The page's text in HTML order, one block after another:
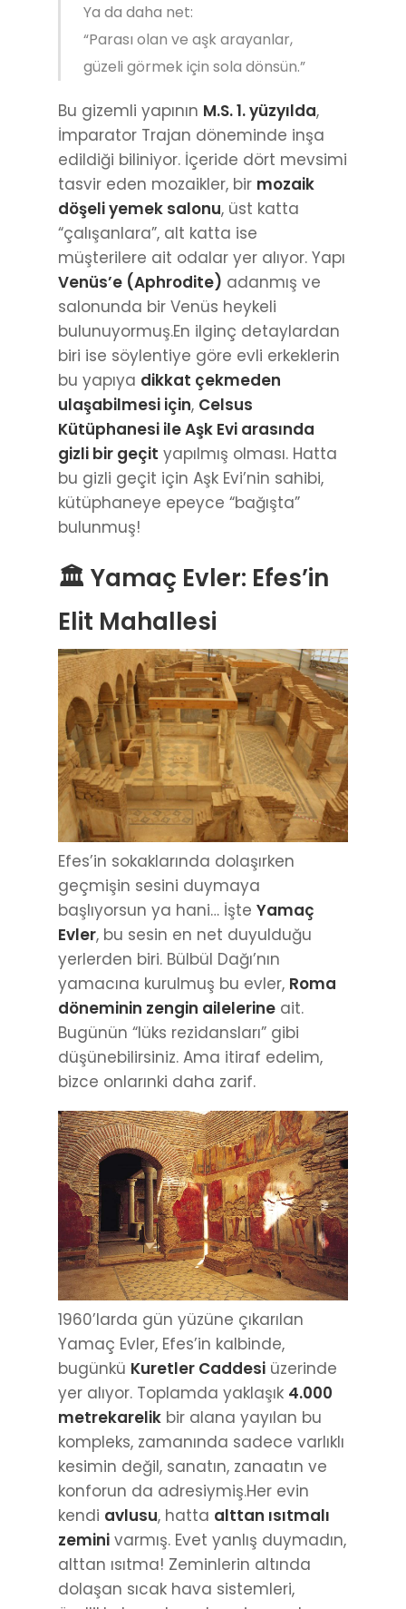
Ya da daha net:
“Parası olan ve aşk arayanlar,
güzeli görmek için sola dönsün.”
Bu gizemli yapının M.S. 1. yüzyılda,
İmparator Trajan döneminde inşa
edildiği biliniyor. İçeride dört mevsimi
tasvir eden mozaikler, bir mozaik
döşeli yemek salonu, üst katta
“çalışanlara”, alt katta ise
müşterilere ait odalar yer alıyor. Yapı
Venüs’e (Aphrodite) adanmış ve
salonunda bir Venüs heykeli
bulunuyormuş.En ilginç detaylardan
biri ise söylentiye göre evli erkeklerin
bu yapıya dikkat çekmeden
ulaşabilmesi için, Celsus
Kütüphanesi ile Aşk Evi arasında
gizli bir geçit yapılmış olması. Hatta
bu gizli geçit için Aşk Evi’nin sahibi,
kütüphaneye epeyce “bağışta”
bulunmuş!
🏛️ Yamaç Evler: Efes’in
Elit Mahallesi
Efes’in sokaklarında dolaşırken
geçmişin sesini duymaya
başlıyorsun ya hani… İşte Yamaç
Evler, bu sesin en net duyulduğu
yerlerden biri. Bülbül Dağı’nın
yamacına kurulmuş bu evler, Roma
döneminin zengin ailelerine ait.
Bugünün “lüks rezidansları” gibi
düşünebilirsiniz. Ama itiraf edelim,
bizce onlarınki daha zarif.
1960’larda gün yüzüne çıkarılan
Yamaç Evler, Efes’in kalbinde,
bugünkü Kuretler Caddesi üzerinde
yer alıyor. Toplamda yaklaşık 4.000
metrekarelik bir alana yayılan bu
kompleks, zamanında sadece varlıklı
kesimin değil, sanatın, zanaatın ve
konforun da adresiymiş.Her evin
kendi avlusu, hatta alttan ısıtmalı
zemini varmış. Evet yanlış duymadın,
alttan ısıtma! Zeminlerin altında
dolaşan sıcak hava sistemleri,